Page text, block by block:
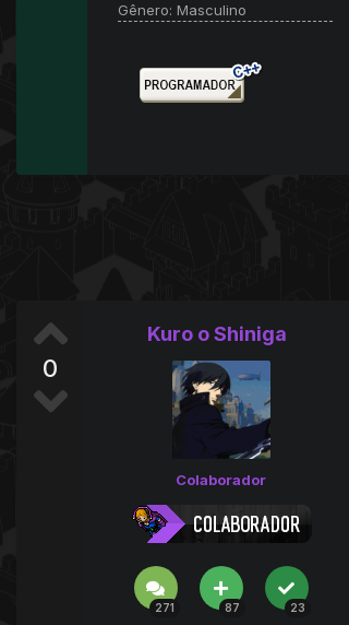
Gênero: Masculino
0
Kuro o Shiniga
Colaborador
271 87 23